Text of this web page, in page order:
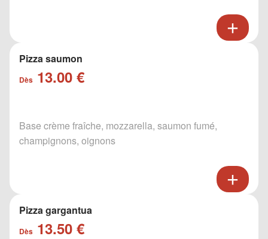
Pizza saumon
Dès 13.00 €
Base crème fraîche, mozzarella, saumon fumé,
champignons, oignons
Pizza gargantua
Dès 13.50 €